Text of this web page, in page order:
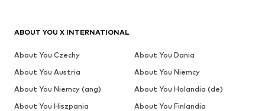
ABOUT YOU X INTERNATIONAL
About You Czechy
About You Dania
About You Austria
About You Niemcy
About You Niemcy (ang)
About You Holandia (de)
About You Hiszpania
About You Finlandia